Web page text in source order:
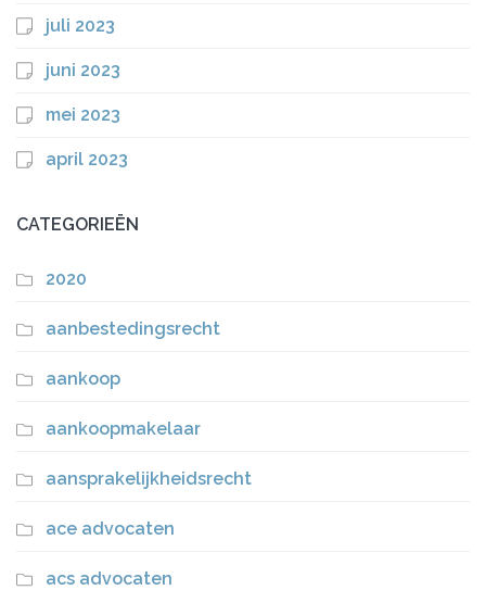
juli 2023
juni 2023
mei 2023
april 2023
CATEGORIEËN
2020
aanbestedingsrecht
aankoop
aankoopmakelaar
aansprakelijkheidsrecht
ace advocaten
acs advocaten